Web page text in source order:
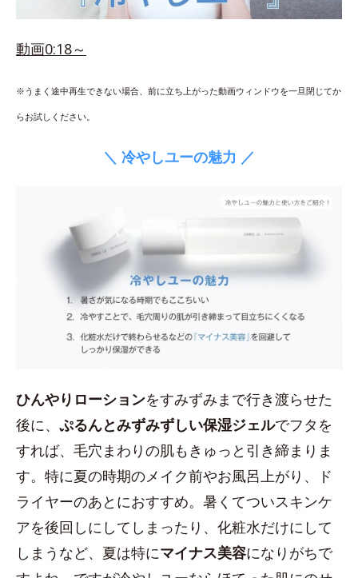
動画0:18～
※うまく途中再生できない場合、前に立ち上がった動画ウィンドウを一旦閉じてか
らお試しください。
＼ 冷やしユーの魅力 ／
ひんやりローションをすみずみまで行き渡らせた
後に、 ぷるんとみずみずしい保湿ジェルでフタを
すれば、毛穴まわりの肌もきゅっと引き締まりま
す。特に夏の時期のメイク前やお風呂上がり、ド
ライヤーのあとにおすすめ。暑くてついスキンケ
アを後回しにしてしまったり、化粧水だけにして
しまうなど、夏は特にマイナス美容になりがちで